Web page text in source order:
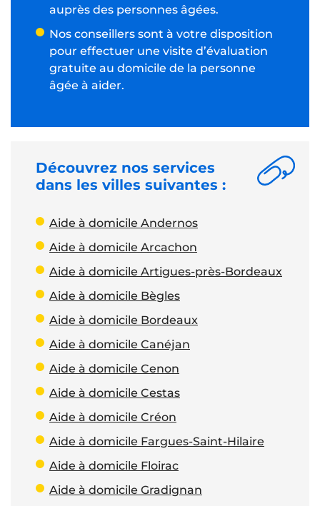
auprès des personnes âgées.
Nos conseillers sont à votre disposition
pour effectuer une visite d’évaluation
gratuite au domicile de la personne
âgée à aider.
Découvrez nos services
dans les villes suivantes :
Aide à domicile Andernos
Aide à domicile Arcachon
Aide à domicile Artigues-près-Bordeaux
Aide à domicile Bègles
Aide à domicile Bordeaux
Aide à domicile Canéjan
Aide à domicile Cenon
Aide à domicile Cestas
Aide à domicile Créon
Aide à domicile Fargues-Saint-Hilaire
Aide à domicile Floirac
Aide à domicile Gradignan